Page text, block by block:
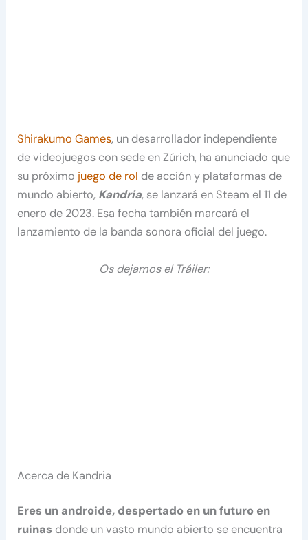
Shirakumo Games, un desarrollador independiente
de videojuegos con sede en Zúrich, ha anunciado que
su próximo juego de rol de acción y plataformas de
mundo abierto, Kandria, se lanzará en Steam el 11 de
enero de 2023. Esa fecha también marcará el
lanzamiento de la banda sonora oficial del juego.
Os dejamos el Tráiler:
Acerca de Kandria
Eres un androide, despertado en un futuro en
ruinas donde un vasto mundo abierto se encuentra